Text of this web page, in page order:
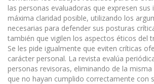
las personas evaluadoras que expresen sus
máxima claridad posible, utilizando los
necesarias para defender sus posturas
también que vigilen los aspectos éticos del
Se les pide igualmente que eviten críticas
carácter personal. La revista evalúa
personas revisoras, eliminando de la
que no hayan cumplido correctamente con